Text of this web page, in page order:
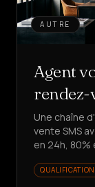
AUTRE
Agent
rendez-
Une chaîne
vente SMS
en 24h, 80%